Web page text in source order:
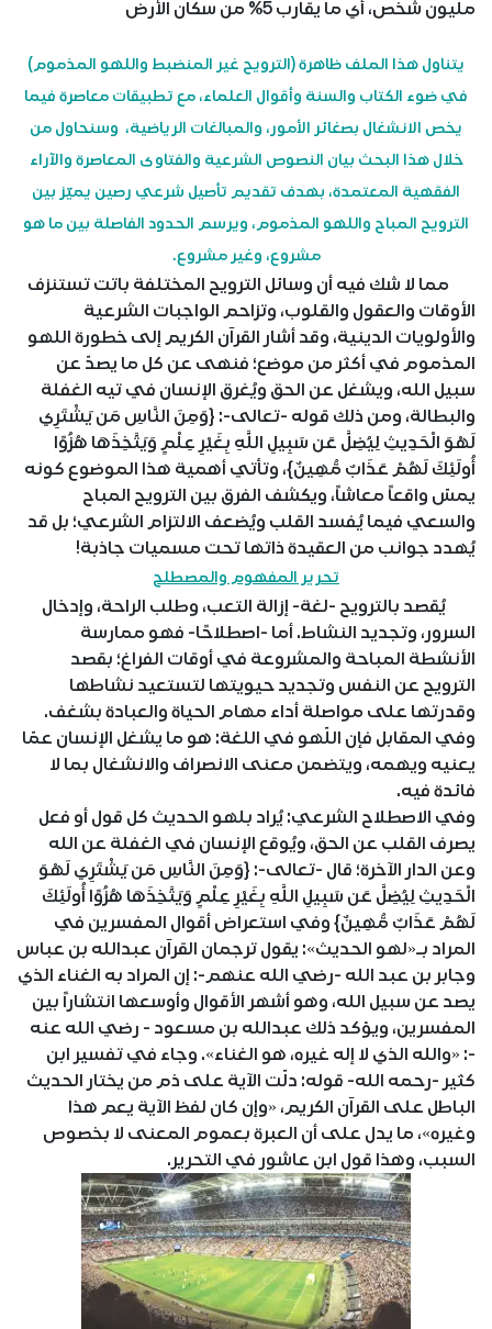
مليون شخص، أي ما يقارب 5% من سكان الأرض
يتناول هذا الملف ظاهرة (الترويح غير المنضبط واللهو المذموم)
في ضوء الكتاب والسنة وأقوال العلماء، مع تطبيقات معاصرة فيما
يخص الانشغال بصغائر الأمور، والمبالغات الرياضية، وسنحاول من
خلال هذا البحث بيان النصوص الشرعية والفتاوى المعاصرة والآراء
الفقهية المعتمدة، بهدف تقديم تأصيل شرعي رصين يميّز بين
الترويح المباح واللهو المذموم، ويرسم الحدود الفاصلة بين ما هو
مشروع، وغير مشروع.
مما لا شك فيه أن وسائل الترويح المختلفة باتت تستنزف
الأوقات والعقول والقلوب، وتزاحم الواجبات الشرعية
والأولويات الدينية، وقد أشار القرآن الكريم إلى خطورة اللهو
المذموم في أكثر من موضع؛ فنهى عن كل ما يصدّ عن
سبيل الله، ويشغل عن الحق ويُغرق الإنسان في تيه الغفلة
والبطالة، ومن ذلك قوله -تعالى-: {وَمِنَ النَّاسِ مَن يَشْتَرِي
لَهْوَ الْحَدِيثِ لِيُضِلَّ عَن سَبِيلِ اللَّهِ بِغَيْرِ عِلْمٍ وَيَتَّخِذَهَا هُزُوًا
أُولَئِكَ لَهُمْ عَذَابٌ مُّهِينٌ}، وتأتي أهمية هذا الموضوع كونه
يمسّ واقعاً معاشاً، ويكشف الفرق بين الترويح المباح
والسعي فيما يُفسد القلب ويُضعف الالتزام الشرعي؛ بل قد
يُهدد جوانب من العقيدة ذاتها تحت مسميات جاذبة!
تحرير المفهوم والمصطلح
يُقصد بالترويح -لغة- إزالة التعب، وطلب الراحة، وإدخال
السرور، وتجديد النشاط. أما -اصطلاحًا- فهو ممارسة
الأنشطة المباحة والمشروعة في أوقات الفراغ؛ بقصد
الترويح عن النفس وتجديد حيويتها لتستعيد نشاطها
وقدرتها على مواصلة أداء مهام الحياة والعبادة بشغف.
وفي المقابل فإن اللّهو في اللغة: هو ما يشغل الإنسان عمّا
يعنيه ويهمه، ويتضمن معنى الانصراف والانشغال بما لا
فائدة فيه.
وفي الاصطلاح الشرعي: يُراد بلهو الحديث كل قول أو فعل
يصرف القلب عن الحق، ويُوقع الإنسان في الغفلة عن الله
وعن الدار الآخرة؛ قال -تعالى-: {وَمِنَ النَّاسِ مَن يَشْتَرِي لَهْوَ
الْحَدِيثِ لِيُضِلَّ عَن سَبِيلِ اللَّهِ بِغَيْرِ عِلْمٍ وَيَتَّخِذَهَا هُزُوًا أُولَئِكَ
لَهُمْ عَذَابٌ مُّهِينٌ} وفي استعراض أقوال المفسرين في
المراد بـ«لهو الحديث»: يقول ترجمان القرآن عبدالله بن عباس
وجابر بن عبد الله -رضي الله عنهم-: إن المراد به الغناء الذي
يصد عن سبيل الله، وهو أشهر الأقوال وأوسعها انتشاراً بين
المفسرين، ويؤكد ذلك عبدالله بن مسعود - رضي الله عنه
-: «والله الذي لا إله غيره، هو الغناء». وجاء في تفسير ابن
كثير -رحمه الله- قوله: دلّت الآية على ذم من يختار الحديث
الباطل على القرآن الكريم، «وإن كان لفظ الآية يعم هذا
وغيره»، ما يدل على أن العبرة بعموم المعنى لا بخصوص
السبب، وهذا قول ابن عاشور في التحرير.